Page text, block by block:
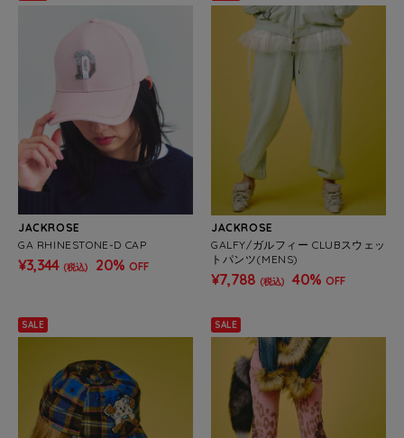
JACKROSE
GA RHINESTONE-D CAP
¥3,344 (税込) 20% OFF
JACKROSE
GALFY/ガルフィー CLUBスウェッ
トパンツ(MENS)
¥7,788 (税込) 40% OFF
SALE SALE